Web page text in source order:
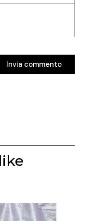
Invia commento
Invia commento